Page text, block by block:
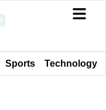
Sports Technology